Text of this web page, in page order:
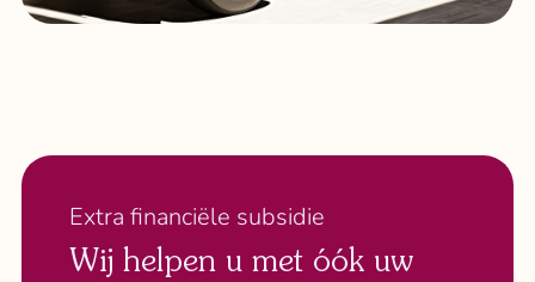
Extra financiële subsidie
Wij helpen u met óók uw